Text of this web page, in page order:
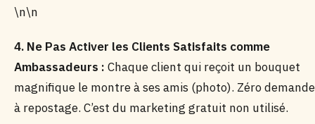
\n\n
4. Ne Pas Activer les Clients Satisfaits comme
Ambassadeurs : Chaque client qui reçoit un bouquet
magnifique le montre à ses amis (photo). Zéro demande
à repostage. C’est du marketing gratuit non utilisé.